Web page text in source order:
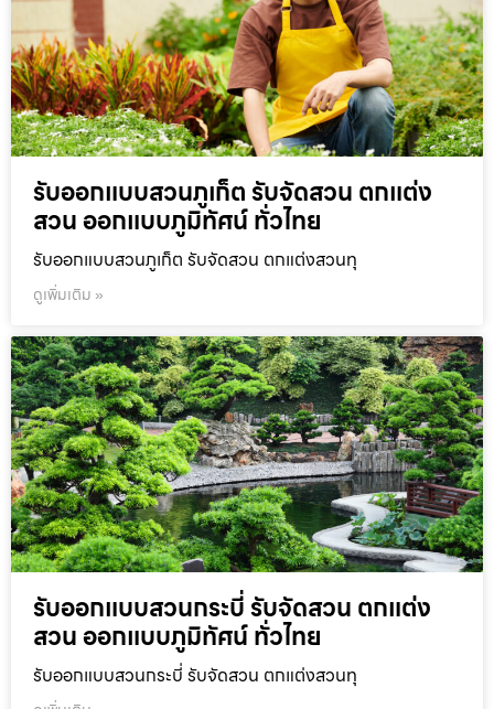
รับออกแบบสวนภูเก็ต รับจัดสวน ตกแต่ง
สวน ออกแบบภูมิทัศน์ ทั่วไทย
รับออกแบบสวนภูเก็ต รับจัดสวน ตกแต่งสวนทุ
ดูเพิ่มเติม »
รับออกแบบสวนกระบี่ รับจัดสวน ตกแต่ง
สวน ออกแบบภูมิทัศน์ ทั่วไทย
รับออกแบบสวนกระบี่ รับจัดสวน ตกแต่งสวนทุ